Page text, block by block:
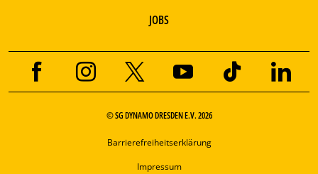
JOBS
© SG DYNAMO DRESDEN E.V. 2026
Barrierefreiheitserklärung
Impressum